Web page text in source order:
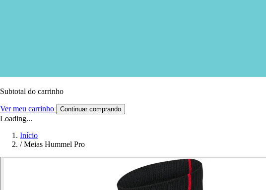
Subtotal do carrinho
Ver meu carrinho Continuar comprando
Loading...
Início
/ Meias Hummel Pro